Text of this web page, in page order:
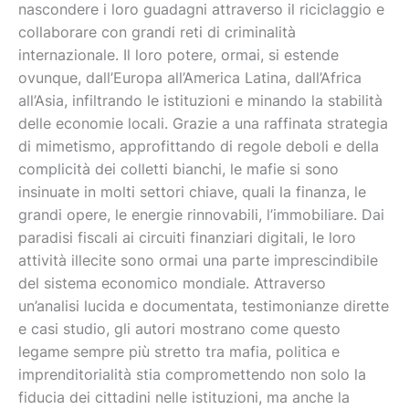
nascondere i loro guadagni attraverso il riciclaggio e
collaborare con grandi reti di criminalità
internazionale. Il loro potere, ormai, si estende
ovunque, dall’Europa all’America Latina, dall’Africa
all’Asia, infiltrando le istituzioni e minando la stabilità
delle economie locali. Grazie a una raffinata strategia
di mimetismo, approfittando di regole deboli e della
complicità dei colletti bianchi, le mafie si sono
insinuate in molti settori chiave, quali la finanza, le
grandi opere, le energie rinnovabili, l’immobiliare. Dai
paradisi fiscali ai circuiti finanziari digitali, le loro
attività illecite sono ormai una parte imprescindibile
del sistema economico mondiale. Attraverso
un’analisi lucida e documentata, testimonianze dirette
e casi studio, gli autori mostrano come questo
legame sempre più stretto tra mafia, politica e
imprenditorialità stia compromettendo non solo la
fiducia dei cittadini nelle istituzioni, ma anche la